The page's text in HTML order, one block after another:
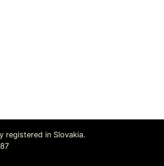
registered in Slovakia.